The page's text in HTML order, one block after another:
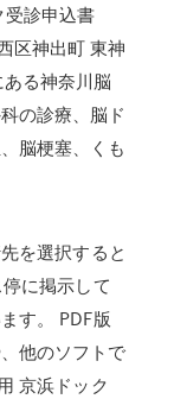
診申込書
区神出町 東神
る神奈川脳
の診療、脳ド
脳梗塞、くも
を選択すると
に掲示して
す。 PDF版
他のソフトで
京浜ドック